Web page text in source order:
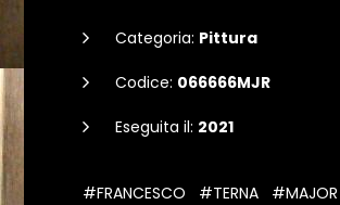
Categoria: Pittura
Codice: 066666MJR
Eseguita il: 2021
#FRANCESCO #TERNA #MAJOR